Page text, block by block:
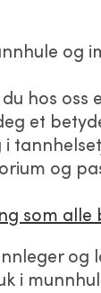
og
hos
et
og
som alle
og
i